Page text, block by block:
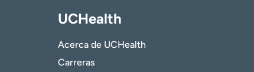
UCHealth
Acerca de UCHealth
Carreras